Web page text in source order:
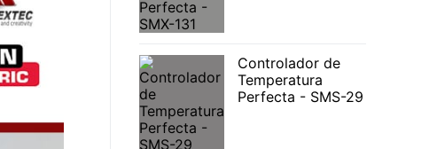
Controlador de
Temperatura
Perfecta - SMS-29